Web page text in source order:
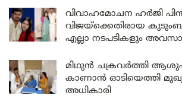
വിവാഹമോചന ഹർജി
വിജയ്ക്കെതിരായ
എല്ലാ നടപടികളും
മിഥുൻ ചക്രവർത്തി
കാണാൻ ഓടിയെത്തി
അധികാരി